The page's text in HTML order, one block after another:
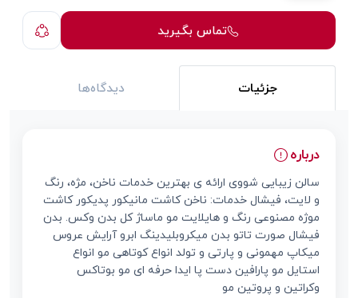
تماس بگیرید
جزئیات دیدگاه‌ها
درباره
سالن زیبایی شووی ارائه ی بهترین خدمات ناخن، مژه، رنگ
و لایت، فیشال خدمات: ناخن کاشت مانیکور پدیکور کاشت
موژه مصنوعی رنگ و هایلایت مو ماساژ کل بدن وکس. بدن
فیشال صورت تاتو بدن میکروبلیدینگ ابرو آرایش عروس
میکاپ مهمونی و پارتی و تولد انواع کوتاهی مو انواع
استایل مو پارافین دست پا ایدا حرفه ای مو بوتاکس
وکراتین و پروتین مو